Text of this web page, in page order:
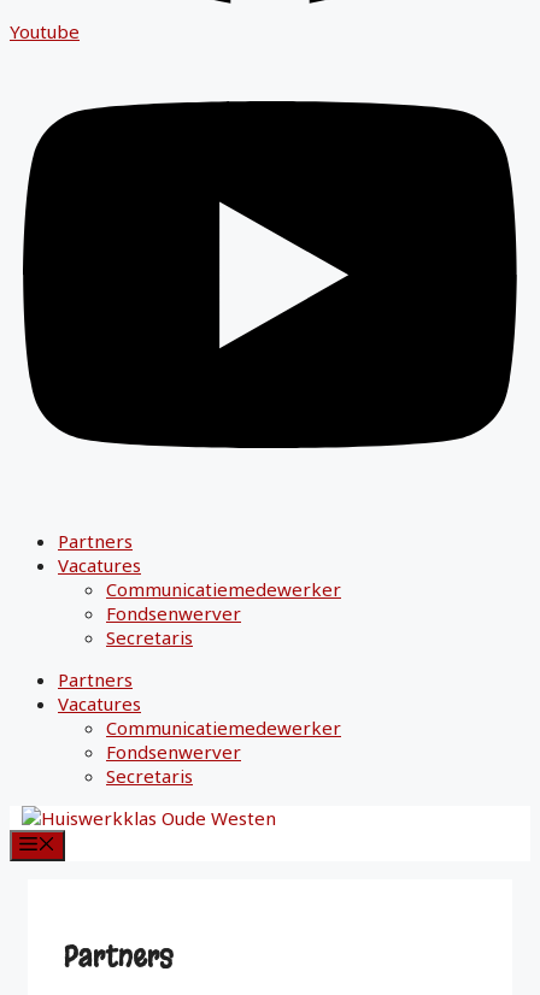
Youtube
Partners
Vacatures
Communicatiemedewerker
Fondsenwerver
Secretaris
Partners
Vacatures
Communicatiemedewerker
Fondsenwerver
Secretaris
Partners